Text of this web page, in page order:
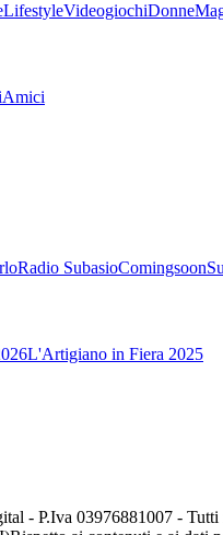
LifestyleVideogiochiDonne
Amici
Radio SubasioComingsoon
L'Artigiano in Fiera 2025
- P.Iva 03976881007 -